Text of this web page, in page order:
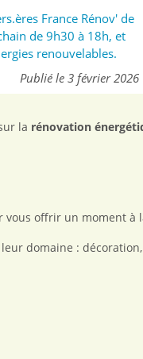
France Rénov' de
de 9h30 à 18h, et
renouvelables.
Publié le 3 février 2026
la rénovation
offrir un moment à
domaine :